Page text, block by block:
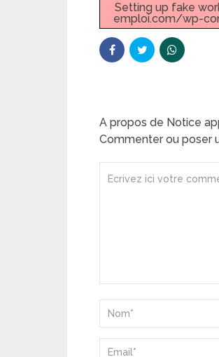
Setting up fake
emploi.com/wp-
A propos de Notice
Commenter ou poser